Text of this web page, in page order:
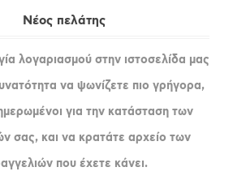
Νέος πελάτης
λογαριασμού στην ιστοσελίδα μας
να ψωνίζετε πιο γρήγορα,
για την κατάσταση των
σας, και να κρατάτε αρχείο των
που έχετε κάνει.